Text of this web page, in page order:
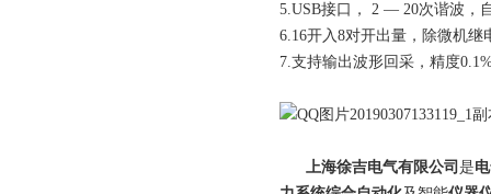
5.USB接口， 2 — 20次谐波，
6.16开入8对开出量，除微机
7.支持输出波形回采，精度
上海徐吉电气有限公司 是